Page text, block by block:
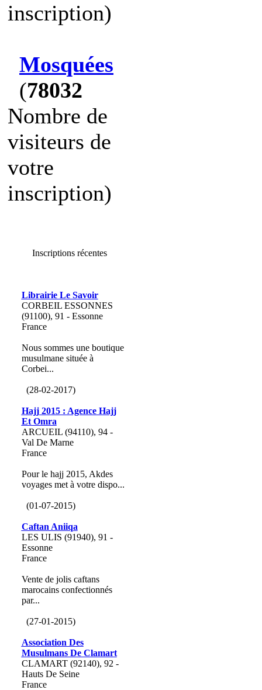
inscription)
Mosquées
(78032
Nombre de
visiteurs de
votre
inscription)
Inscriptions récentes
Librairie Le Savoir
CORBEIL ESSONNES
(91100), 91 - Essonne
France
Nous sommes une boutique
musulmane située à
Corbei...
(28-02-2017)
Hajj 2015 : Agence Hajj
Et Omra
ARCUEIL (94110), 94 -
Val De Marne
France
Pour le hajj 2015, Akdes
voyages met à votre dispo...
(01-07-2015)
Caftan Aniiqa
LES ULIS (91940), 91 -
Essonne
France
Vente de jolis caftans
marocains confectionnés
par...
(27-01-2015)
Association Des
Musulmans De Clamart
CLAMART (92140), 92 -
Hauts De Seine
France